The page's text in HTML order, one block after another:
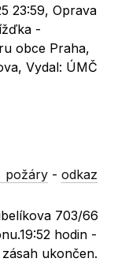
23:59, Oprava
-
obce Praha,
Vydal: ÚMČ
požáry -odkaz
703/66
hodin -
ukončen.